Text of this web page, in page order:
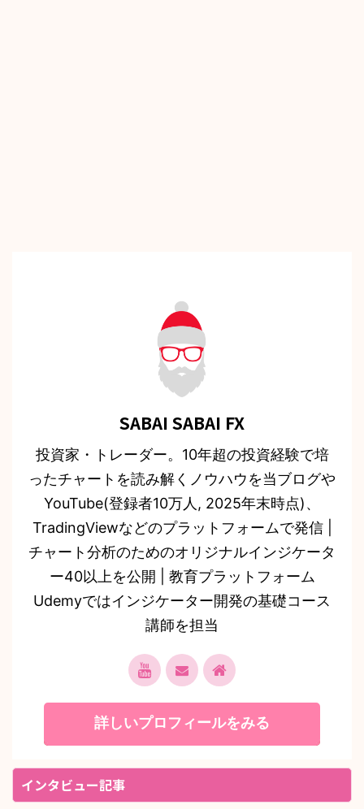
SABAI SABAI FX
投資家・トレーダー。10年超の投資経験で培
ったチャートを読み解くノウハウを当ブログや
YouTube(登録者10万人, 2025年末時点)、
TradingViewなどのプラットフォームで発信 |
チャート分析のためのオリジナルインジケータ
ー40以上を公開 | 教育プラットフォーム
Udemyではインジケーター開発の基礎コース
講師を担当
詳しいプロフィールをみる
インタビュー記事